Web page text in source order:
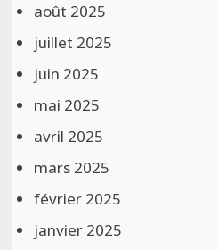
août 2025
juillet 2025
juin 2025
mai 2025
avril 2025
mars 2025
février 2025
janvier 2025